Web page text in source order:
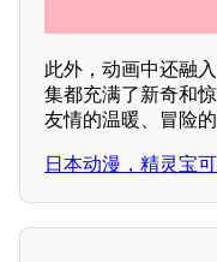
此外，动画中还融
集都充满了新奇和
友情的温暖、冒险
日本动漫，精灵宝